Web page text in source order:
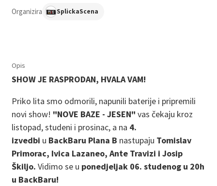
Organizira SplickaScena
Opis
SHOW JE RASPRODAN, HVALA VAM!
Priko lita smo odmorili, napunili baterije i pripremili
novi show! "NOVE BAZE - JESEN" vas čekaju kroz
listopad, studeni i prosinac, a na 4.
izvedbi u BackBaru Plana B nastupaju Tomislav
Primorac, Ivica Lazaneo, Ante Travizi i Josip
Škiljo. Vidimo se u ponedjeljak 06. studenog u 20h
u BackBaru!